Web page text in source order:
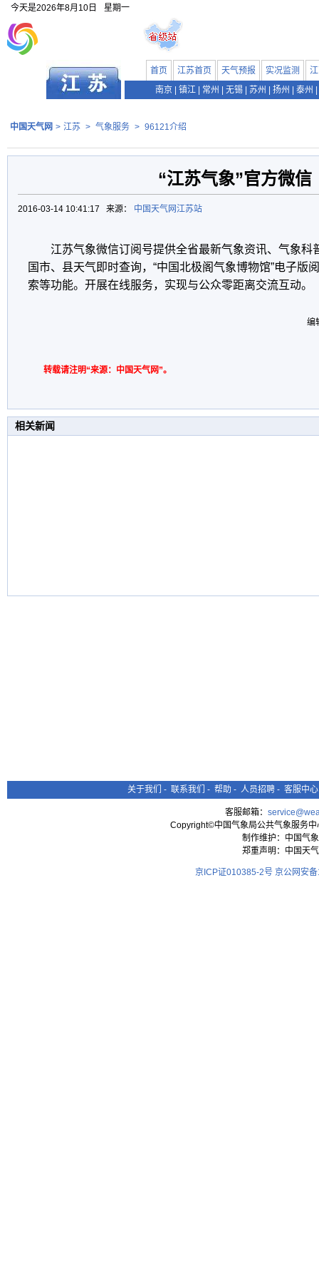
今天是2026年8月10日 星期一
首页 江苏首页 天气预报 实况监测
南京
镇江 常州 无锡 苏州 扬州 泰州
中国天气网 > 江苏 > 气象服务 > 96121介绍
“江苏气象”官方微信
2016-03-14 10:41:17 来源： 中国天气网江苏站
江苏气象微信订阅号提供全省最新气象资讯、气象科
国市、县天气即时查询，“中国北极阁气象博物馆”电子版
索等功能。开展在线服务，实现与公众零距离交流互动。
编
转载请注明“来源：中国天气网”。
相关新闻
关于我们 - 联系我们 - 帮助 - 人员招聘 - 客服中心
客服邮箱：
Copyright©中国气象局公共气象服务
制作维护：中国气
郑重声明：中国天
京ICP证010385-2号 京公网安